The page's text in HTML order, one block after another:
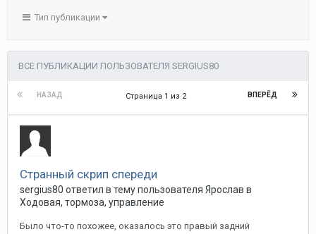
Тип публикации
ВСЕ ПУБЛИКАЦИИ ПОЛЬЗОВАТЕЛЯ SERGIUS80
НАЗАД ВПЕРЁД
Страница 1 из 2
Странный скрип спереди
sergius80 ответил в тему пользователя Ярослав в
Ходовая, тормоза, управление
Было что-то похожее, оказалось это правый задний